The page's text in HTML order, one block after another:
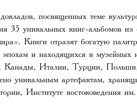
посвященных теме
35 уникальных книг-альбомов из
Книги отразят богатую
и находящихся в музейных
Италии, Турции, Польши,
уникальным артефактам,
Институте востоковедения